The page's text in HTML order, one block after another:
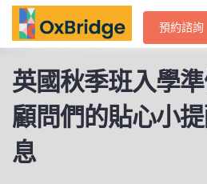
預約諮詢
英國秋季班入學
顧問們的貼心小
息